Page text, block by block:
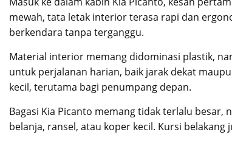
mewah, tata letak interior terasa rapi dan
berkendara tanpa terganggu.
Material interior memang didominasi plastik,
untuk perjalanan harian, baik jarak dekat
kecil, terutama bagi penumpang depan.
Bagasi Kia Picanto memang tidak terlalu
belanja, ransel, atau koper kecil. Kursi